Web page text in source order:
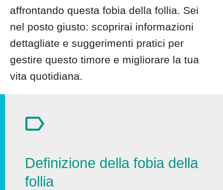
affrontando questa fobia della follia. Sei
nel posto giusto: scoprirai informazioni
dettagliate e suggerimenti pratici per
gestire questo timore e migliorare la tua
vita quotidiana.
Definizione della fobia della
follia